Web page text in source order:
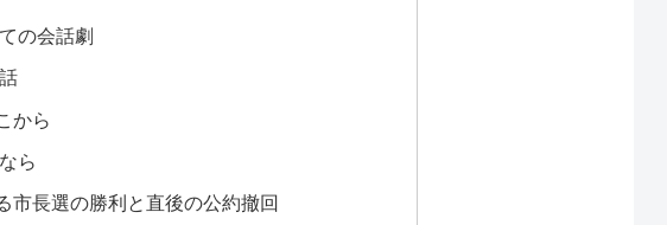
の会話劇
から
ら
市長選の勝利と直後の公約撤回